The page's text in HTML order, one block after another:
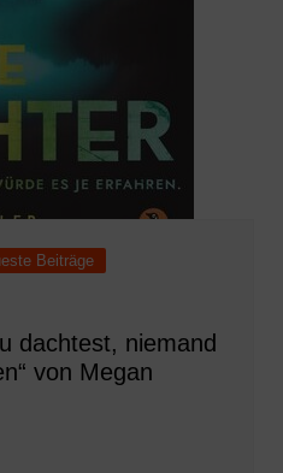
Beiträge
dachtest, niemand
von Megan